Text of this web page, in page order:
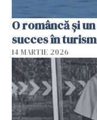
O româncă și
succes în
14 MARTIE 2026